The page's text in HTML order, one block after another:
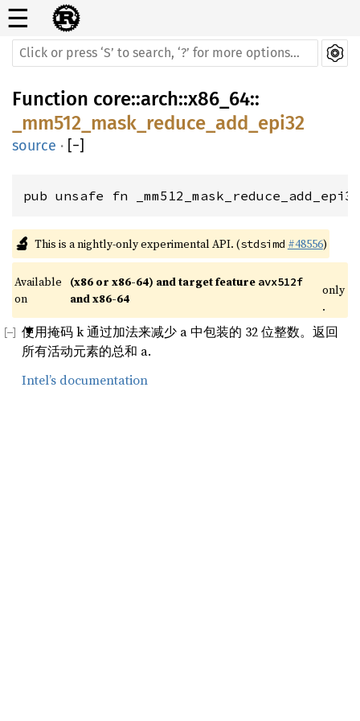
☰
Function core::arch::x86_64::
_mm512_mask_reduce_add_epi32
source · [−]
pub unsafe fn
🔬 This is a nightly-only experimental API. (stdsimd #48556)
Available
on
(x86 or x86-64) and target feature avx512f
and x86-64
only
.
使用掩码 k 通过加法来减少 a 中包装的 32 位整数。返回
所有活动元素的总和 a.
Intel’s documentation